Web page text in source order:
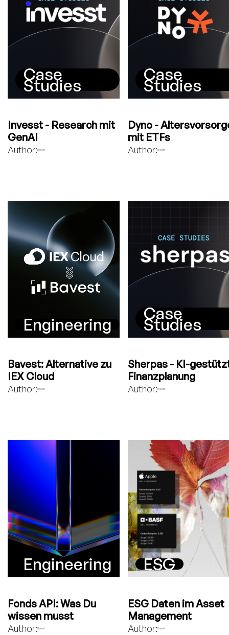
Case
Studies
Invesst - Research mit
GenAI
Author:Bavest
Case
Studies
Dyno -
mit ETFs
Author:Bavest
Engineering
Bavest: Alternative zu
IEX Cloud
Author: Bavest
Case
Studies
Sherpas - KI-
Finanzplanung
Author: Bavest
Engineering
Fonds API: Was Du
wissen musst
Author: Bavest
ESG
ESG Daten im Asset
Management
Author: Bavest